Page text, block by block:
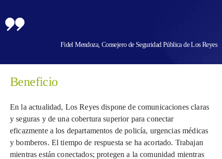
Fidel Mendoza, Consejero de Seguridad Pública de Los Reyes
Beneficio
En la actualidad, Los Reyes dispone de comunicaciones claras
y seguras y de una cobertura superior para conectar
eficazmente a los departamentos de policía, urgencias médicas
y bomberos. El tiempo de respuesta se ha acortado. Trabajan
mientras están conectados; protegen a la comunidad mientras